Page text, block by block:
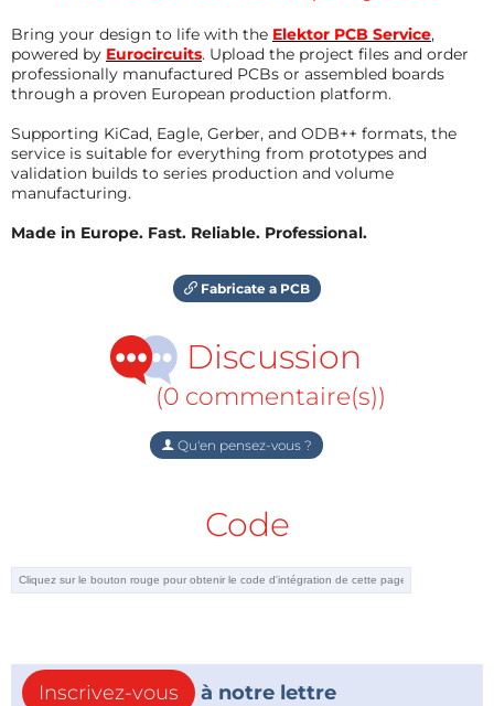
Bring your design to life with the Elektor PCB Service,
powered by Eurocircuits. Upload the project files and order
professionally manufactured PCBs or assembled boards
through a proven European production platform.
Supporting KiCad, Eagle, Gerber, and ODB++ formats, the
service is suitable for everything from prototypes and
validation builds to series production and volume
manufacturing.
Made in Europe. Fast. Reliable. Professional.
Fabricate a PCB
Discussion
(0 commentaire(s))
Qu'en pensez-vous ?
Code
Inscrivez-vous
à notre lettre